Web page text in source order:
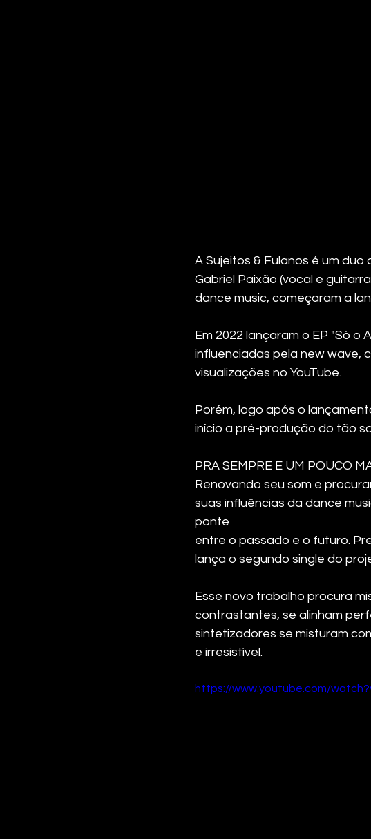
A Sujeitos & Fulanos é um
Gabriel Paixão (vocal e
dance music, começaram a
Em 2022 lançaram o EP "Só
influenciadas pela new wave,
visualizações no YouTube.
Porém, logo após o
início a pré-produção do tão
PRA SEMPRE E UM POUCO
Renovando seu som e
suas influências da dance
ponte
entre o passado e o futuro.
lança o segundo single do
Esse novo trabalho procura
contrastantes, se alinham
sintetizadores se misturam
e irresistível.
https://www.youtube.com/